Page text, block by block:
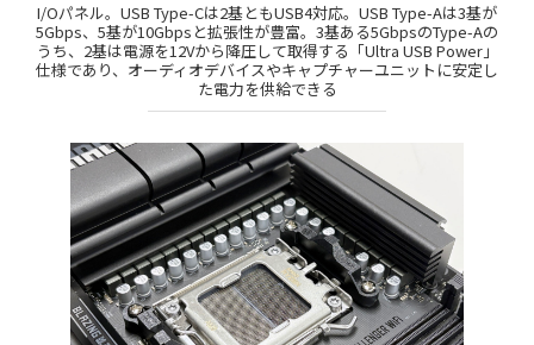
I/Oパネル。USB Type-Cは2基ともUSB4対応。USB Type-Aは3基が
5Gbps、5基が10Gbpsと拡張性が豊富。3基ある5GbpsのType-Aの
うち、2基は電源を12Vから降圧して取得する「Ultra USB Power」
仕様であり、オーディオデバイスやキャプチャーユニットに安定し
た電力を供給できる